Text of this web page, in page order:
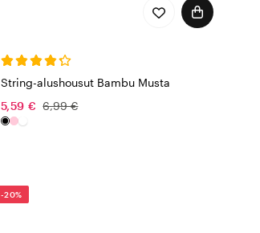
String-alushousut Bambu Musta
5,59 € 6,99 €
-20%